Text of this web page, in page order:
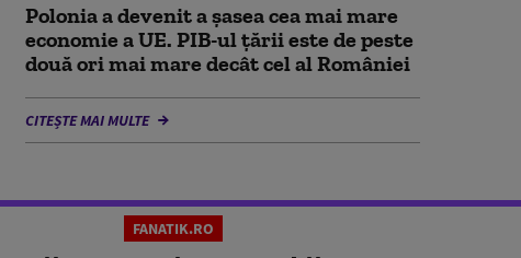
Polonia a devenit a șasea cea mai mare
economie a UE. PIB-ul țării este de peste
două ori mai mare decât cel al României
CITEȘTE MAI MULTE
FANATIK.RO